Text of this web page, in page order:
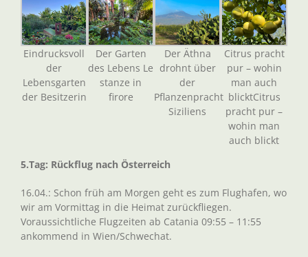
Eindrucksvoll
der
Lebensgarten
der Besitzerin
Der Garten
des Lebens Le
stanze in
firore
Der Äthna
drohnt über
der
Pflanzenpracht
Siziliens
Citrus pracht
pur – wohin
man auch
blicktCitrus
pracht pur –
wohin man
auch blickt
5.Tag: Rückflug nach Österreich
16.04.: Schon früh am Morgen geht es zum Flughafen, wo
wir am Vormittag in die Heimat zurückfliegen.
Voraussichtliche Flugzeiten ab Catania 09:55 – 11:55
ankommend in Wien/Schwechat.